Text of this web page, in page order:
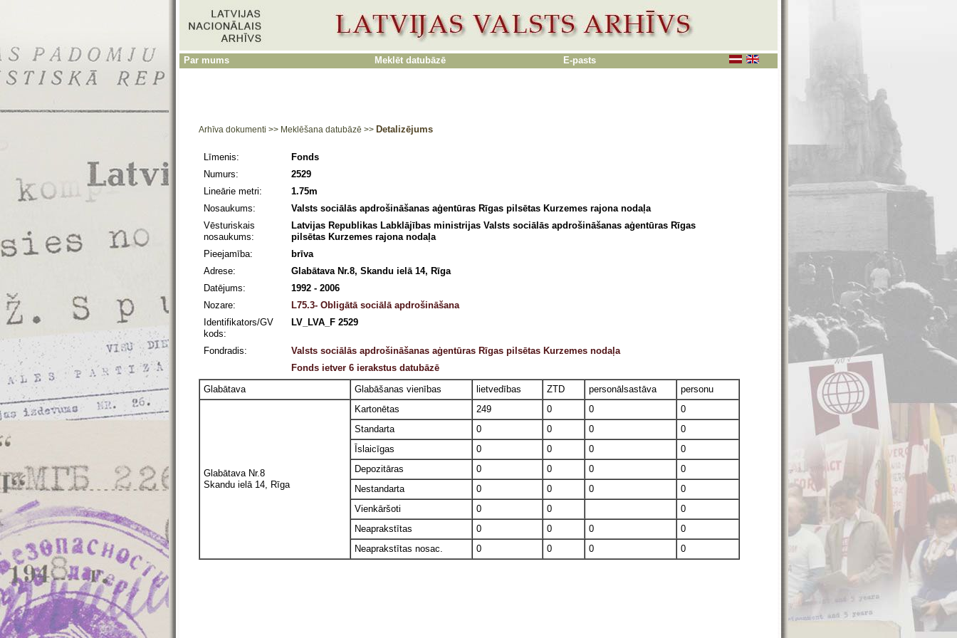
Par mums Meklēt datubāzē E-pasts
Arhīva dokumenti >> Meklēšana datubāzē >> Detalizējums
Līmenis:
Fonds
Numurs:
2529
Lineārie metri:
1.75m
Nosaukums:
Valsts sociālās apdrošināšanas aģentūras Rīgas pilsētas Kurzemes rajona nodaļa
Vēsturiskais
nosaukums:
Latvijas Republikas Labklājības ministrijas Valsts sociālās apdrošināšanas aģentūras Rīgas
pilsētas Kurzemes rajona nodaļa
Pieejamība:
brīva
Adrese:
Glabātava Nr.8, Skandu ielā 14, Rīga
Datējums:
1992 - 2006
Nozare:
L75.3- Obligātā sociālā apdrošināšana
Identifikators/GV
kods:
LV_LVA_F 2529
Fondradis:
Valsts sociālās apdrošināšanas aģentūras Rīgas pilsētas Kurzemes nodaļa
Fonds ietver 6 ierakstus datubāzē
Glabātava
Glabāšanas vienības lietvedības ZTD personālsastāva personu
Glabātava Nr.8
Skandu ielā 14, Rīga
Kartonētas 249 0 0
0
Standarta
0 0 0
0
Īslaicīgas
0 0 0
0
Depozitāras
0 0 0
0
Nestandarta
0 0 0
0
Vienkāršoti
0 0
0
Neaprakstītas
0 0 0
0
Neaprakstītas nosac.
0 0 0 0